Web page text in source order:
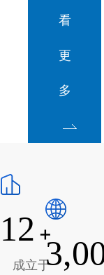
看
更
多
12 +
成立于